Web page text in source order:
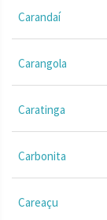
Carandaí
Carangola
Caratinga
Carbonita
Careaçu